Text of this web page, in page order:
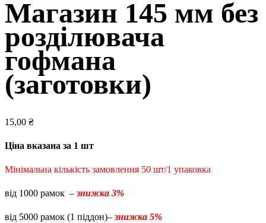
Магазин 145 мм без
розділювача
гофмана
(заготовки)
15,00 ₴
Ціна вказана за 1 шт
Мінімальна кількість замовлення 50 шт/1 упаковка
від 1000 рамок – знижка 3%
від 5000 рамок (1 піддон)– знижка 5%